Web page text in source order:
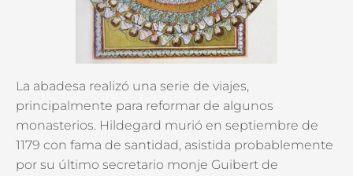
La abadesa realizó una serie de viajes,
principalmente para reformar de algunos
monasterios. Hildegard murió en septiembre de
1179 con fama de santidad, asistida probablemente
por su último secretario monje Guibert de